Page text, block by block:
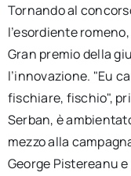
Tornando al
l’esordiente
Gran premio della
l’innovazione. "Eu
fischiare, fischio",
Serban, è
mezzo alla
George Pistereanu